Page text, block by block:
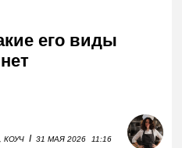
его виды
КОУЧ I 31 МАЯ 2026 11:16